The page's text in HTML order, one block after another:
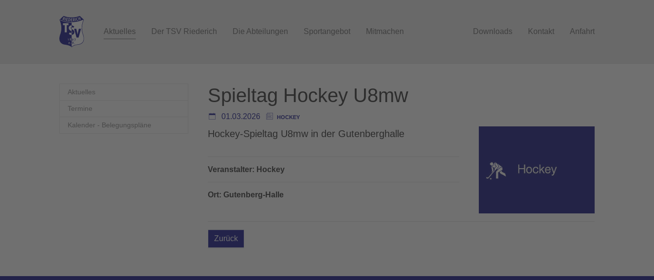
Aktuelles Der TSV Riederich Die Abteilungen Sportangebot Mitmachen Downloads Kontakt Anfahrt
Aktuelles
Termine
Kalender - Belegungspläne
Spieltag Hockey U8mw
01.03.2026 HOCKEY
Hockey-Spieltag U8mw in der Gutenberghalle
Veranstalter: Hockey
Ort: Gutenberg-Halle
Zurück